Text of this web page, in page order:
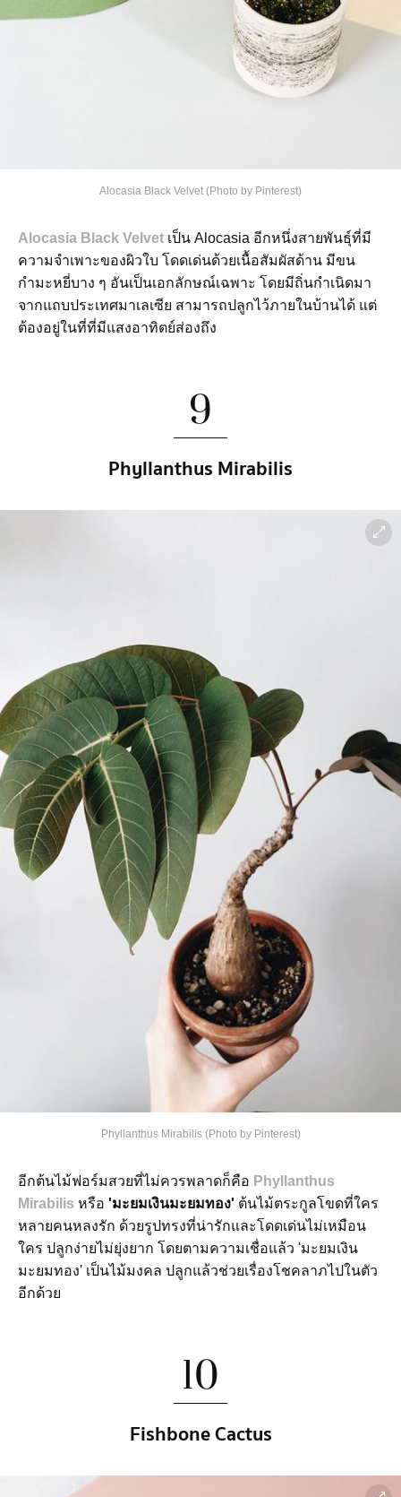
Alocasia Black Velvet (Photo by Pinterest)
Alocasia Black Velvet เป็น Alocasia อีกหนึ่งสายพันธุ์ที่มี
ความจำเพาะของผิวใบ โดดเด่นด้วยเนื้อสัมผัสด้าน มีขน
กำมะหยี่บาง ๆ อันเป็นเอกลักษณ์เฉพาะ โดยมีถิ่นกำเนิดมา
จากแถบประเทศมาเลเซีย สามารถปลูกไว้ภายในบ้านได้ แต่
ต้องอยู่ในที่ที่มีแสงอาทิตย์ส่องถึง
9
Phyllanthus Mirabilis
Phyllanthus Mirabilis (Photo by Pinterest)
อีกต้นไม้ฟอร์มสวยที่ไม่ควรพลาดก็คือ Phyllanthus
Mirabilis หรือ 'มะยมเงินมะยมทอง' ต้นไม้ตระกูลโขดที่ใคร
หลายคนหลงรัก ด้วยรูปทรงที่น่ารักและโดดเด่นไม่เหมือน
ใคร ปลูกง่ายไม่ยุ่งยาก โดยตามความเชื่อแล้ว 'มะยมเงิน
มะยมทอง' เป็นไม้มงคล ปลูกแล้วช่วยเรื่องโชคลาภไปในตัว
อีกด้วย
10
Fishbone Cactus